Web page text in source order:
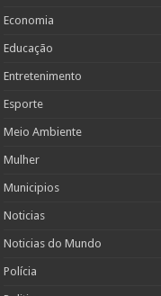
Economia
Educação
Entretenimento
Esporte
Meio Ambiente
Mulher
Municipios
Noticias
Noticias do Mundo
Polícia